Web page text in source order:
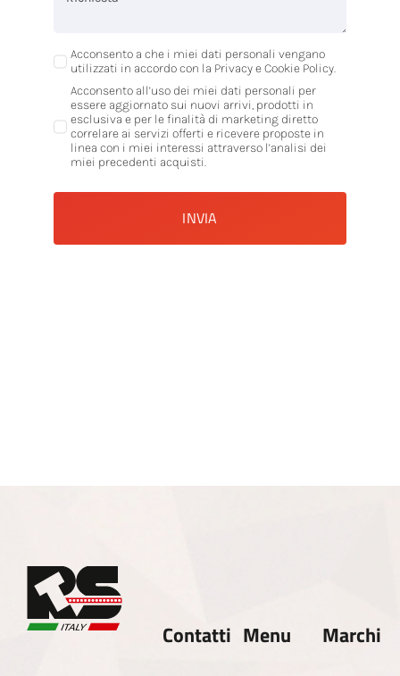
Acconsento a che i miei dati personali vengano
utilizzati in accordo con la Privacy e Cookie Policy.
Acconsento all’uso dei miei dati personali per
essere aggiornato sui nuovi arrivi, prodotti in
esclusiva e per le finalità di marketing diretto
correlare ai servizi offerti e ricevere proposte in
linea con i miei interessi attraverso l’analisi dei
miei precedenti acquisti.
INVIA
Contatti Menu Marchi